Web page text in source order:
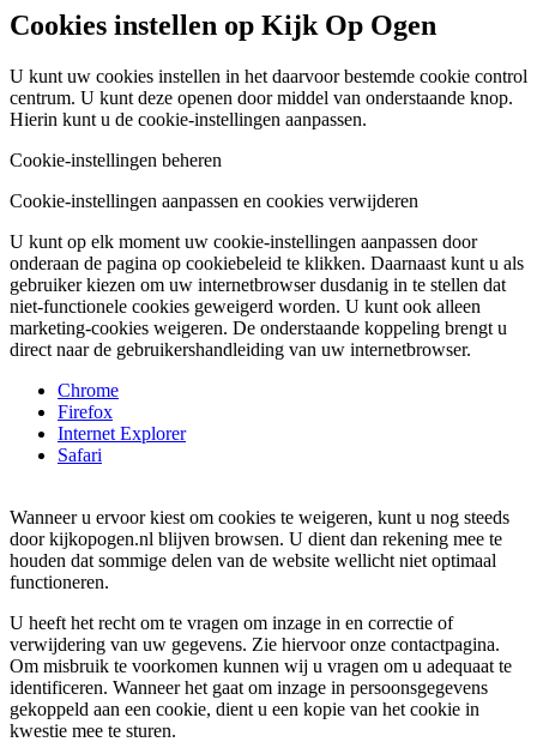
Cookies instellen op Kijk Op Ogen
U kunt uw cookies instellen in het daarvoor bestemde cookie control
centrum. U kunt deze openen door middel van onderstaande knop.
Hierin kunt u de cookie-instellingen aanpassen.
Cookie-instellingen beheren
Cookie-instellingen aanpassen en cookies verwijderen
U kunt op elk moment uw cookie-instellingen aanpassen door
onderaan de pagina op cookiebeleid te klikken. Daarnaast kunt u als
gebruiker kiezen om uw internetbrowser dusdanig in te stellen dat
niet-functionele cookies geweigerd worden. U kunt ook alleen
marketing-cookies weigeren. De onderstaande koppeling brengt u
direct naar de gebruikershandleiding van uw internetbrowser.
Chrome
Firefox
Internet Explorer
Safari
Wanneer u ervoor kiest om cookies te weigeren, kunt u nog steeds
door kijkopogen.nl blijven browsen. U dient dan rekening mee te
houden dat sommige delen van de website wellicht niet optimaal
functioneren.
U heeft het recht om te vragen om inzage in en correctie of
verwijdering van uw gegevens. Zie hiervoor onze contactpagina.
Om misbruik te voorkomen kunnen wij u vragen om u adequaat te
identificeren. Wanneer het gaat om inzage in persoonsgegevens
gekoppeld aan een cookie, dient u een kopie van het cookie in
kwestie mee te sturen.